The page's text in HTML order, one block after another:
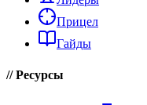
Прицел
Гайды
// Ресурсы